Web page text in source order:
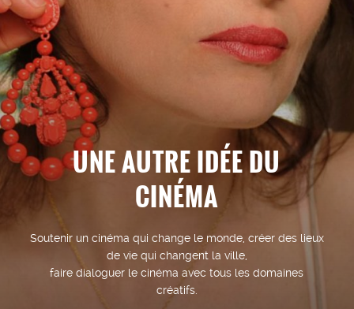
UNE AUTRE IDÉE DU
CINÉMA
Soutenir un cinéma qui change le monde, créer des lieux
de vie qui changent la ville,
faire dialoguer le cinéma avec tous les domaines
créatifs.